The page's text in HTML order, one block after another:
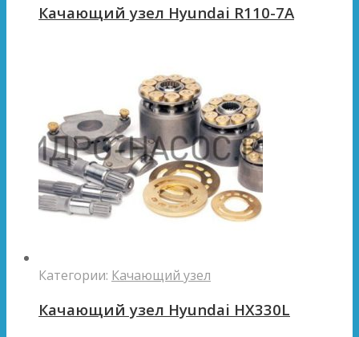
Качающий узел Hyundai R110-7A
Категории: Качающий узел
Качающий узел Hyundai HX330L